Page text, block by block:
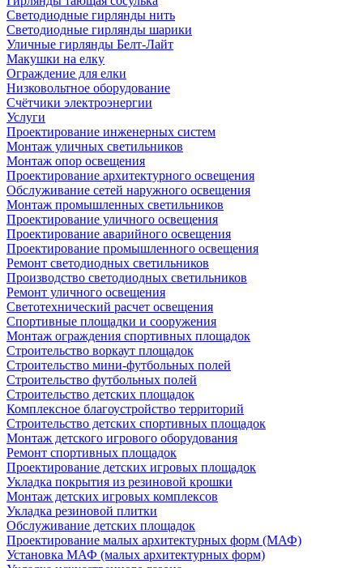
Светодиодные гирлянды нить
Светодиодные гирлянды шарики
Уличные гирлянды Белт-Лайт
Макушки на елку
Ограждение для елки
Низковольтное оборудование
Счётчики электроэнергии
Услуги
Проектирование инженерных систем
Монтаж уличных светильников
Монтаж опор освещения
Проектирование архитектурного освещения
Обслуживание сетей наружного освещения
Монтаж промышленных светильников
Проектирование уличного освещения
Проектирование аварийного освещения
Проектирование промышленного освещения
Ремонт светодиодных светильников
Производство светодиодных светильников
Ремонт уличного освещения
Светотехнический расчет освещения
Спортивные площадки и сооружения
Монтаж ограждения спортивных площадок
Строительство воркаут площадок
Строительство мини-футбольных полей
Строительство футбольных полей
Строительство детских площадок
Комплексное благоустройство территорий
Строительство детских спортивных площадок
Монтаж детского игрового оборудования
Ремонт спортивных площадок
Проектирование детских игровых площадок
Укладка покрытия из резиновой крошки
Монтаж детских игровых комплексов
Укладка резиновой плитки
Обслуживание детских площадок
Проектирование малых архитектурных форм (МАФ)
Установка МАФ (малых архитектурных форм)